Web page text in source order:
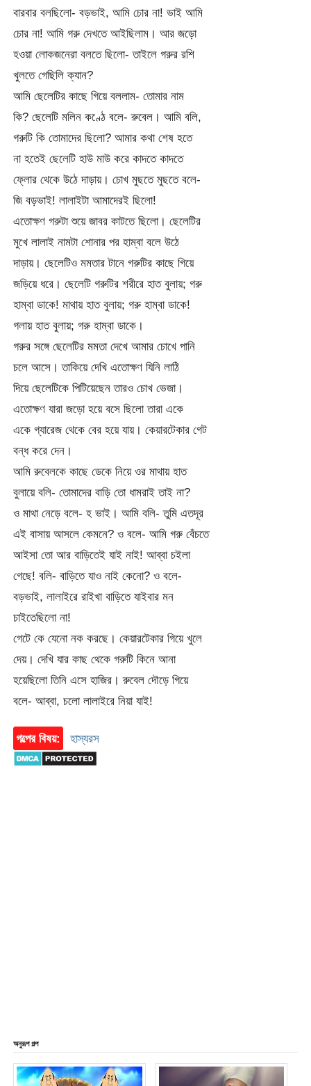
বারবার বলছিলো- বড়ভাই, আমি চোর না! ভাই আমি
চোর না! আমি গরু দেখতে আইছিলাম। আর জড়ো
হওয়া লোকজনেরা বলতে ছিলো- তাইলে গরুর রশি
খুলতে গেছিলি ক্যান?
আমি ছেলেটির কাছে গিয়ে বললাম- তোমার নাম
কি? ছেলেটি মলিন কণ্ঠে বলে- রুবেল। আমি বলি,
গরুটি কি তোমাদের ছিলো? আমার কথা শেষ হতে
না হতেই ছেলেটি হাউ মাউ করে কাদতে কাদতে
ফ্লোর থেকে উঠে দাড়ায়। চোখ মুছতে মুছতে বলে-
জি বড়ভাই! লালাইটা আমাদেরই ছিলো!
এতোক্ষণ গরুটা শুয়ে জাবর কাটতে ছিলো। ছেলেটির
মুখে লালাই নামটা শোনার পর হাম্বা বলে উঠে
দাড়ায়। ছেলেটিও মমতার টানে গরুটির কাছে গিয়ে
জড়িয়ে ধরে। ছেলেটি গরুটির শরীরে হাত বুলায়; গরু
হাম্বা ডাকে! মাথায় হাত বুলায়; গরু হাম্বা ডাকে!
গলায় হাত বুলায়; গরু হাম্বা ডাকে।
গরুর সঙ্গে ছেলেটির মমতা দেখে আমার চোখে পানি
চলে আসে। তাকিয়ে দেখি এতোক্ষণ যিনি লাঠি
দিয়ে ছেলেটিকে পিটিয়েছেন তারও চোখ ভেজা।
এতোক্ষণ যারা জড়ো হয়ে বসে ছিলো তারা একে
একে গ্যারেজ থেকে বের হয়ে যায়। কেয়ারটেকার গেট
বন্ধ করে দেন।
আমি রুবেলকে কাছে ডেকে নিয়ে ওর মাথায় হাত
বুলায়ে বলি- তোমাদের বাড়ি তো ধামরাই তাই না?
ও মাথা নেড়ে বলে- হ ভাই। আমি বলি- তুমি এতদূর
এই বাসায় আসলে কেমনে? ও বলে- আমি গরু বেঁচতে
আইসা তো আর বাড়িতেই যাই নাই! আব্বা চইলা
গেছে! বলি- বাড়িতে যাও নাই কেনো? ও বলে-
বড়ভাই, লালাইরে রাইখা বাড়িতে যাইবার মন
চাইতেছিলো না!
গেটে কে যেনো নক করছে। কেয়ারটেকার গিয়ে খুলে
দেয়। দেখি যার কাছ থেকে গরুটি কিনে আনা
হয়েছিলো তিনি এসে হাজির। রুবেল দৌড়ে গিয়ে
বলে- আব্বা, চলো লালাইরে নিয়া যাই!
গল্পের বিষয়: হাস্যরস
অনুরূপ গল্প